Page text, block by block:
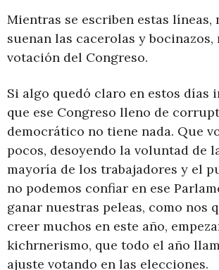
Mientras se escriben estas líneas,
suenan las cacerolas y
votación del Congreso.
Si algo quedó claro en estos días
que ese Congreso lleno de
democrático no tiene nada. Que
pocos, desoyendo la voluntad de
mayoría de los trabajadores y el
no podemos confiar en ese
ganar nuestras peleas, como nos
creer muchos en este año,
kichrnerismo, que todo el año
ajuste votando en las elecciones.